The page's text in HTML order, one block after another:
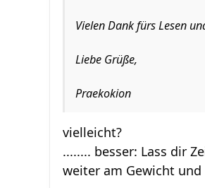
Vielen Dank fürs Lesen
Liebe Grüße,
Praekokion
vielleicht?
........ besser: Lass dir
weiter am Gewicht und